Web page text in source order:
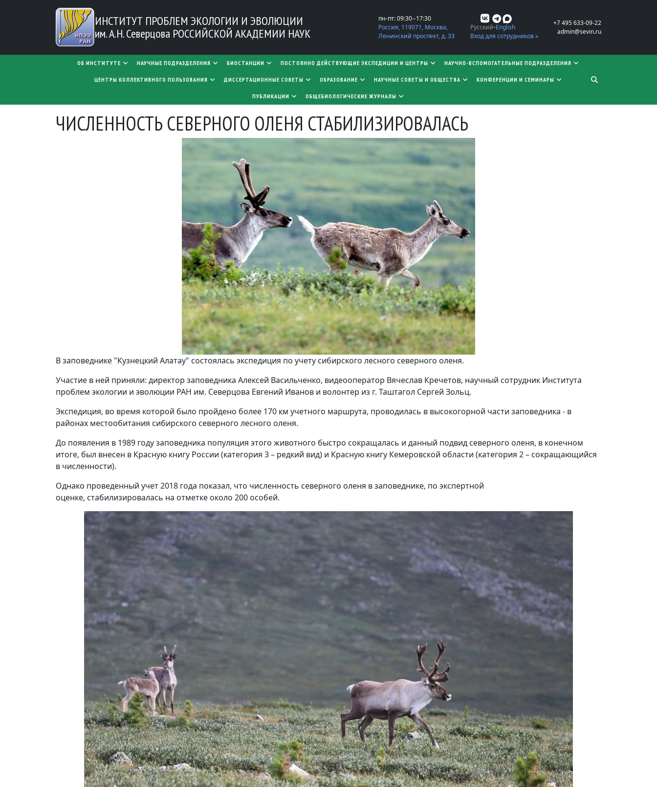
Перейти к основному содержанию
ИНСТИТУТ ПРОБЛЕМ ЭКОЛОГИИ И ЭВОЛЮЦИИ
им. А.Н. Северцова РОССИЙСКОЙ АКАДЕМИИ НАУК
пн-пт: 09:30−17:30
Россия, 119071, Москва,
Ленинский проспект, д. 33
Русский English
Вход для сотрудников »
+7 495 633-09-22
admin@sevin.ru
MAIN NAVIGATION
ОБ ИНСТИТУТЕ НАУЧНЫЕ ПОДРАЗДЕЛЕНИЯ БИОСТАНЦИИ ПОСТОЯННО ДЕЙСТВУЮЩИЕ ЭКСПЕДИЦИИ И ЦЕНТРЫ НАУЧНО-ВСПОМОГАТЕЛЬНЫЕ ПОДРАЗДЕЛЕНИЯ
ЦЕНТРЫ КОЛЛЕКТИВНОГО ПОЛЬЗОВАНИЯ ​​​​​​​ДИССЕРТАЦИОННЫЕ СОВЕТЫ ОБРАЗОВАНИЕ НАУЧНЫЕ СОВЕТЫ И ОБЩЕСТВА КОНФЕРЕНЦИИ И СЕМИНАРЫ
ПУБЛИКАЦИИ ОБЩЕБИОЛОГИЧЕСКИЕ ЖУРНАЛЫ
ЧИСЛЕННОСТЬ СЕВЕРНОГО ОЛЕНЯ СТАБИЛИЗИРОВАЛАСЬ
В заповеднике "Кузнецкий Алатау" состоялась экспедиция по учету сибирского лесного северного оленя.
Участие в ней приняли: директор заповедника Алексей Васильченко, видеооператор Вячеслав Кречетов, научный сотрудник Института
проблем экологии и эволюции РАН им. Северцова Евгений Иванов и волонтер из г. Таштагол Сергей Зольц.
Экспедиция, во время которой было пройдено более 170 км учетного маршрута, проводилась в высокогорной части заповедника - в
районах местообитания сибирского северного лесного оленя.
До появления в 1989 году заповедника популяция этого животного быстро сокращалась и данный подвид северного оленя, в конечном
итоге, был внесен в Красную книгу России (категория 3 – редкий вид) и Красную книгу Кемеровской области (категория 2 – сокращающийся
в численности).
Однако проведенный учет 2018 года показал, что численность северного оленя в заповеднике, по экспертной
оценке, стабилизировалась на отметке около 200 особей.